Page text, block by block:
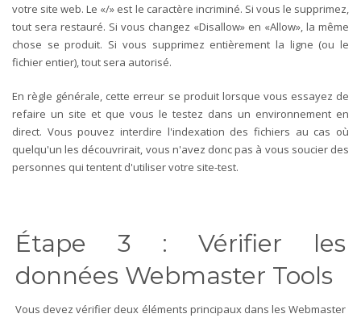
votre site web. Le «/» est le caractère incriminé. Si vous le supprimez,
tout sera restauré. Si vous changez «Disallow» en «Allow», la même
chose se produit. Si vous supprimez entièrement la ligne (ou le
fichier entier), tout sera autorisé.
En règle générale, cette erreur se produit lorsque vous essayez de
refaire un site et que vous le testez dans un environnement en
direct. Vous pouvez interdire l'indexation des fichiers au cas où
quelqu'un les découvrirait, vous n'avez donc pas à vous soucier des
personnes qui tentent d'utiliser votre site-test.
Étape 3 : Vérifier les
données Webmaster Tools
Vous devez vérifier deux éléments principaux dans les Webmaster